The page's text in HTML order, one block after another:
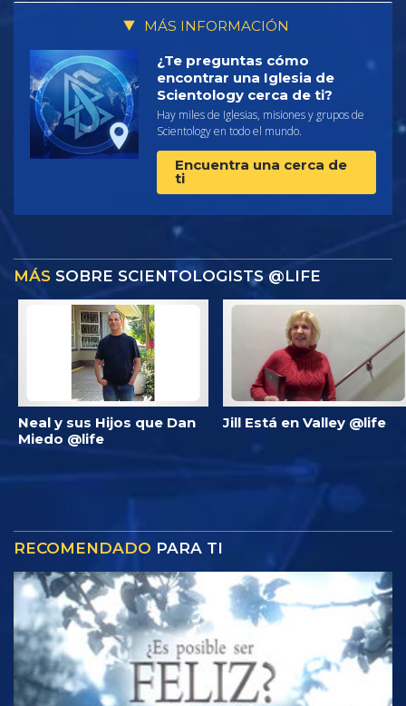
MÁS INFORMACIÓN
¿Te preguntas cómo
encontrar una Iglesia de
Scientology cerca de ti?
Hay miles de Iglesias, misiones y grupos de
Scientology en todo el mundo.
Encuentra una cerca de
ti
MÁS SOBRE SCIENTOLOGISTS @LIFE
Neal y sus Hijos que Dan
Miedo @life
Jill Está en Valley @life
RECOMENDADO PARA TI